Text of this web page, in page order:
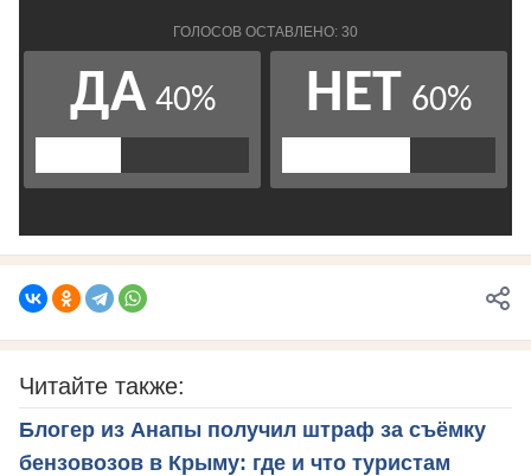
Читайте также:
Блогер из Анапы получил штраф за съёмку
бензовозов в Крыму: где и что туристам